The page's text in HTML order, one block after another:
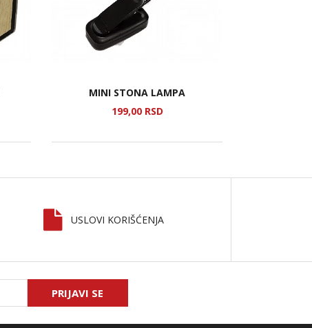
MINI STONA LAMPA
199,00 RSD
USLOVI KORIŠĆENJA
PRIJAVI SE